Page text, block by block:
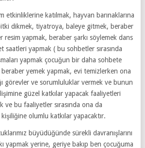
etkinliklerine katılmak, hayvan barınaklarına
dikmek, tiyatroya, baleye gitmek, beraber
resim yapmak, beraber şarkı söylemek dans
saatleri yapmak ( bu sohbetler sırasında
yapmak çocuğun bir daha sohbete
beraber yemek yapmak, evi temizlerken ona
görevler ve sorumluluklar vermek ve bunun
güzel katkılar yapacak faaliyetleri
ve bu faaliyetler sırasında ona da
olumlu katkılar yapacaktır.
büyüdüğünde sürekli davranışlarını
yapmak yerine, geriye bakıp ben çocuğuma